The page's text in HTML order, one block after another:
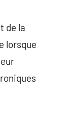
de la
lorsque